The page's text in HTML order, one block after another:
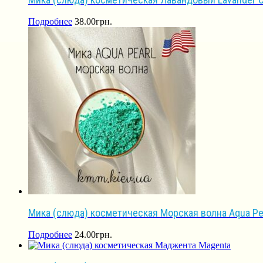
Подробнее 38.00грн.
Мика (слюда) косметическая Морская волна Aqua
Подробнее 24.00грн.